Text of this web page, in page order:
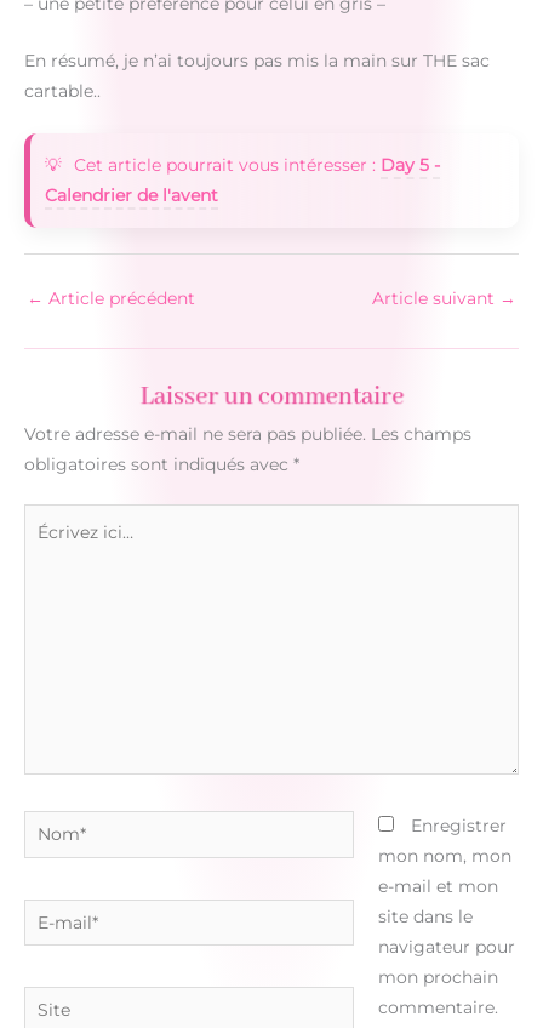
– une petite préférence pour celui en gris –
En résumé, je n’ai toujours pas mis la main sur THE sac
cartable..
Cet article pourrait vous intéresser : Day 5 -
Calendrier de l'avent
← Article précédent Article suivant →
Laisser un commentaire
Votre adresse e-mail ne sera pas publiée. Les champs
obligatoires sont indiqués avec *
Nom*
E-
mail*
Site
Enregistrer
mon nom, mon
e-mail et mon
site dans le
navigateur pour
mon prochain
commentaire.